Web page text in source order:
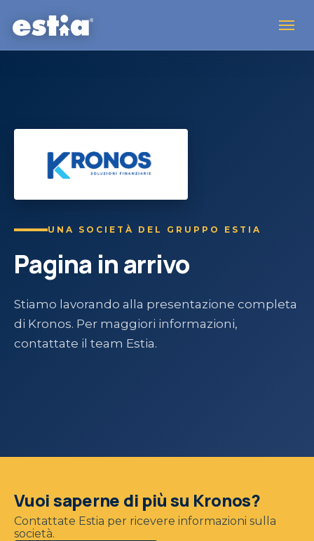
UNA SOCIETÀ DEL GRUPPO ESTIA
Pagina in arrivo
Stiamo lavorando alla presentazione completa
di Kronos. Per maggiori informazioni,
contattate il team Estia.
Vuoi saperne di più su Kronos?
Contattate Estia per ricevere informazioni sulla
società.